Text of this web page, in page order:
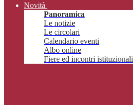
Novità
Panoramica
Le notizie
Le circolari
Calendario eventi
Albo online
Fiere ed incontri istituzionali